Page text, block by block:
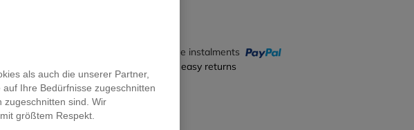
Pay in 4 interest-free instalments
🔒 Secure payment & easy returns
als auch die unserer Partner,
Ihre Bedürfnisse zugeschnitten
zugeschnitten sind. Wir
größtem Respekt.